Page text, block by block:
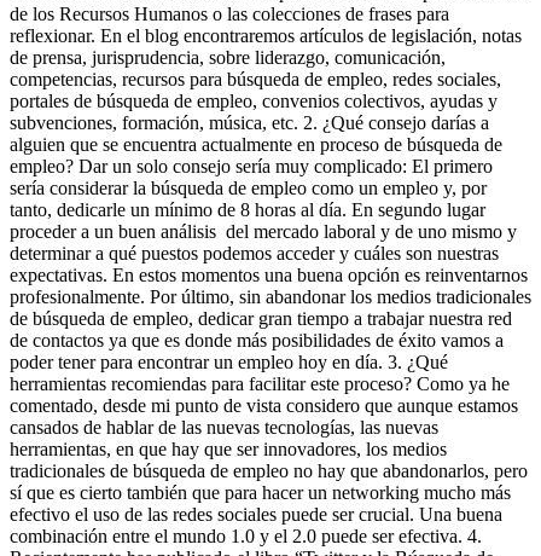
de los Recursos Humanos o las colecciones de frases para
reflexionar. En el blog encontraremos artículos de legislación, notas
de prensa, jurisprudencia, sobre liderazgo, comunicación,
competencias, recursos para búsqueda de empleo, redes sociales,
portales de búsqueda de empleo, convenios colectivos, ayudas y
subvenciones, formación, música, etc. 2. ¿Qué consejo darías a
alguien que se encuentra actualmente en proceso de búsqueda de
empleo? Dar un solo consejo sería muy complicado: El primero
sería considerar la búsqueda de empleo como un empleo y, por
tanto, dedicarle un mínimo de 8 horas al día. En segundo lugar
proceder a un buen análisis del mercado laboral y de uno mismo y
determinar a qué puestos podemos acceder y cuáles son nuestras
expectativas. En estos momentos una buena opción es reinventarnos
profesionalmente. Por último, sin abandonar los medios tradicionales
de búsqueda de empleo, dedicar gran tiempo a trabajar nuestra red
de contactos ya que es donde más posibilidades de éxito vamos a
poder tener para encontrar un empleo hoy en día. 3. ¿Qué
herramientas recomiendas para facilitar este proceso? Como ya he
comentado, desde mi punto de vista considero que aunque estamos
cansados de hablar de las nuevas tecnologías, las nuevas
herramientas, en que hay que ser innovadores, los medios
tradicionales de búsqueda de empleo no hay que abandonarlos, pero
sí que es cierto también que para hacer un networking mucho más
efectivo el uso de las redes sociales puede ser crucial. Una buena
combinación entre el mundo 1.0 y el 2.0 puede ser efectiva. 4.